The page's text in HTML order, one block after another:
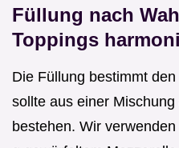
Füllung nach
Toppings
Die Füllung bestimmt
sollte aus einer
bestehen. Wir